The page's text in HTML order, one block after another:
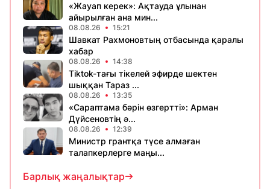
«Жауап керек»: Ақтауда ұлынан
айырылған ана мин...
08.08.26 15:21
Шавкат Рахмоновтың отбасында қаралы
хабар
08.08.26 14:38
Tiktok-тағы тікелей эфирде шектен
шыққан Тараз ...
08.08.26 13:35
«Сараптама бәрін өзгертті»: Арман
Дүйсеновтің ә...
08.08.26 12:39
Министр грантқа түсе алмаған
талапкерлерге маңы...
Барлық жаңалықтар